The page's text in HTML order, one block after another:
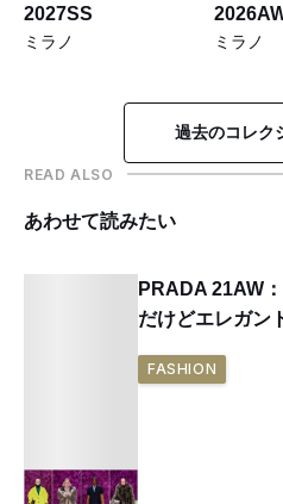
2027SS
ミラノ ミラノ
過去のコレク
READ ALSO
あわせて読みたい
PRADA 21AW
だけどエレガン
FASHION